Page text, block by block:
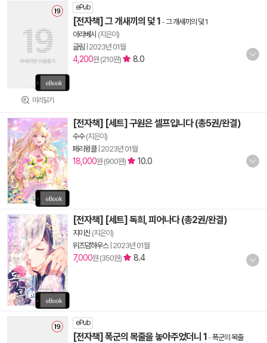
미리읽기
ePub
[전자책] 그 개새끼의 덫 1 -그 개새끼의 덫 1
아라베시 (지은이)
글림 2023년 01월
4,200원 (210원) 8.0
[전자책] [세트] 구원은 셀프입니다 (총5권/완결)
수수(지은이)
페리윙클| 2023년 01월
18,000원 (900원) 10.0
[전자책] [세트] 독희, 피어나다 (총2권/완결)
지미신 (지은이)
위즈덤하우스| 2023년 01월
7,000원 (350원) 8.4
ePub
[전자책] 폭군의 목줄을 놓아주었더니 1 -폭군의 목줄